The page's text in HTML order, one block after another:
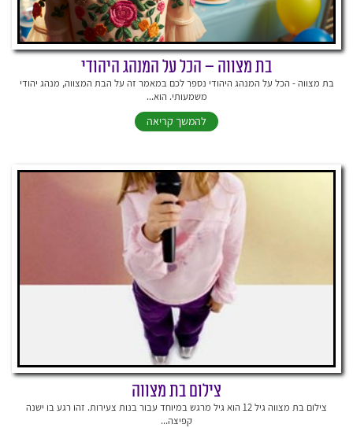
בת מצווה – הכל על המנהג היהודי
בת מצווה - הכל על המנהג היהודי נספר לכם במאמר זה על הבת המצווה, מנהג יהודי
משמעותי. הוא...
להמשך קריאה
צילום בת מצווה
צילום בת מצווה גיל 12 הוא גיל מרגש במיוחד עבור בנות צעירות. זהו רגע בו ישנה
קפיצה...